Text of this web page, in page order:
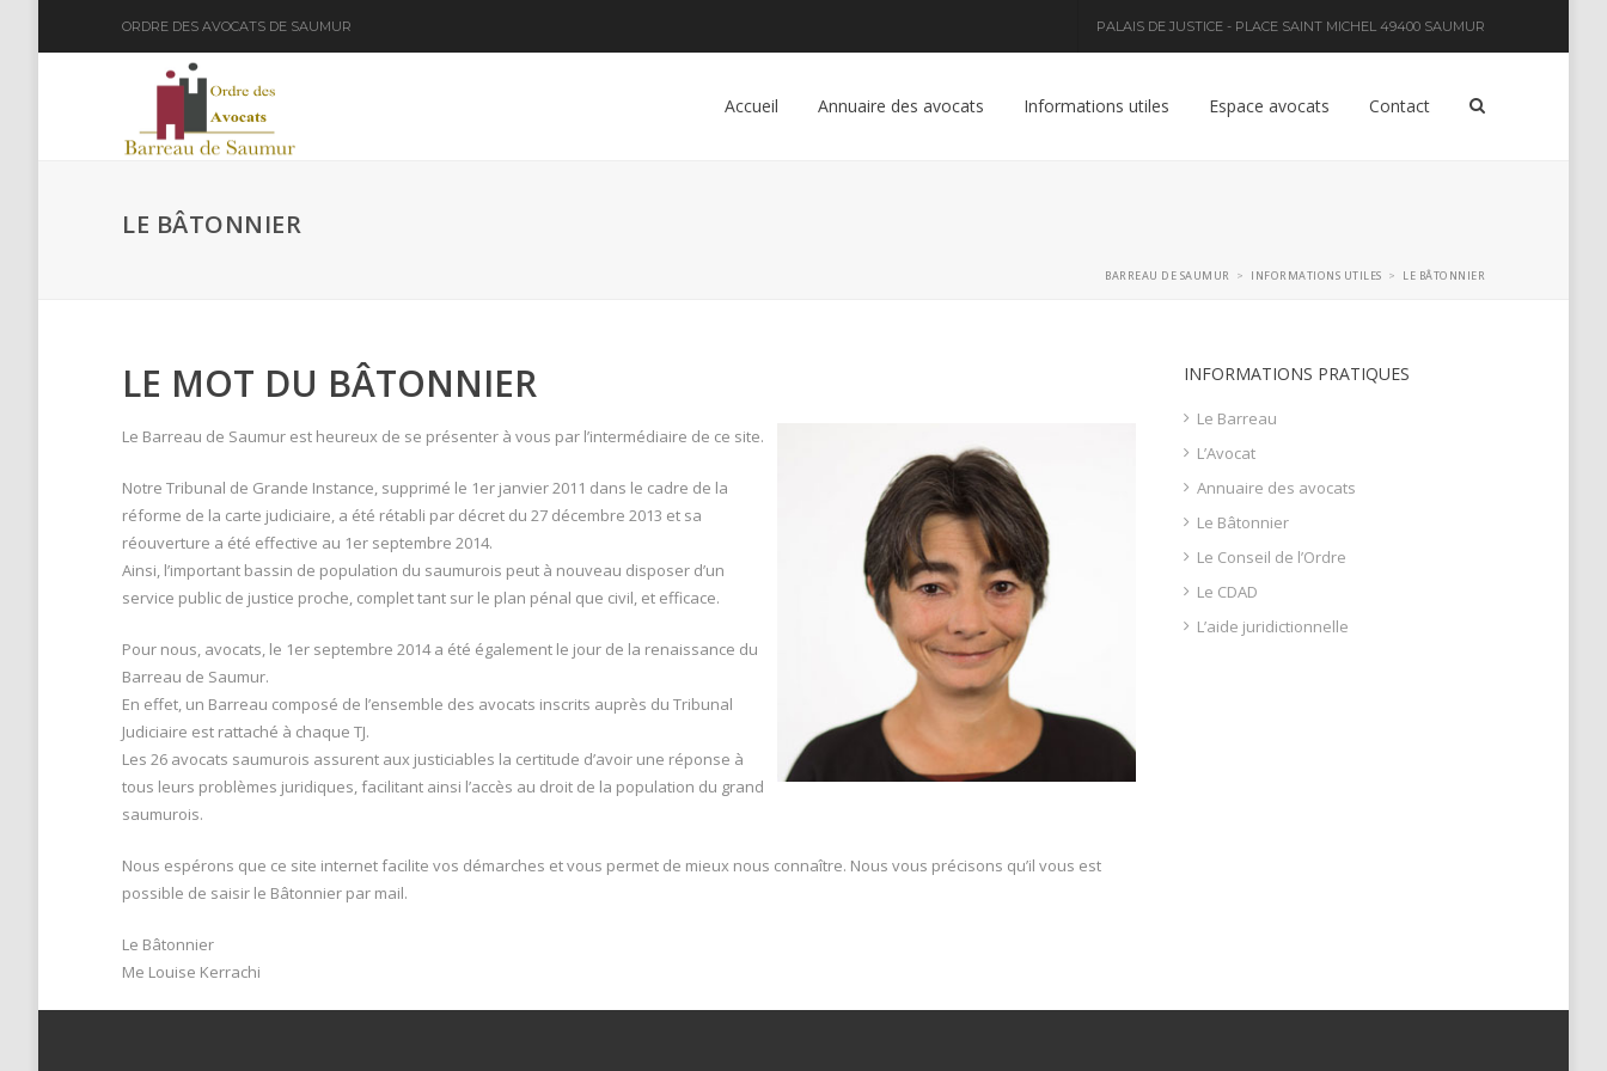
ORDRE DES AVOCATS DE SAUMUR PALAIS DE JUSTICE - PLACE SAINT MICHEL 49400 SAUMUR
Accueil Annuaire des avocats Informations utiles Espace avocats Contact
LE BÂTONNIER
BARREAU DE SAUMUR > INFORMATIONS UTILES > LE BÂTONNIER
LE MOT DU BÂTONNIER
Le Barreau de Saumur est heureux de se présenter à vous par l’intermédiaire de ce site.
Notre Tribunal de Grande Instance, supprimé le 1er janvier 2011 dans le cadre de la
réforme de la carte judiciaire, a été rétabli par décret du 27 décembre 2013 et sa
réouverture a été effective au 1er septembre 2014.
Ainsi, l’important bassin de population du saumurois peut à nouveau disposer d’un
service public de justice proche, complet tant sur le plan pénal que civil, et efficace.
Pour nous, avocats, le 1er septembre 2014 a été également le jour de la renaissance du
Barreau de Saumur.
En effet, un Barreau composé de l’ensemble des avocats inscrits auprès du Tribunal
Judiciaire est rattaché à chaque TJ.
Les 26 avocats saumurois assurent aux justiciables la certitude d’avoir une réponse à
tous leurs problèmes juridiques, facilitant ainsi l’accès au droit de la population du grand
saumurois.
Nous espérons que ce site internet facilite vos démarches et vous permet de mieux nous connaître. Nous vous précisons qu’il vous est
possible de saisir le Bâtonnier par mail.
Le Bâtonnier
Me Louise Kerrachi
INFORMATIONS PRATIQUES
Le Barreau
L’Avocat
Annuaire des avocats
Le Bâtonnier
Le Conseil de l’Ordre
Le CDAD
L’aide juridictionnelle